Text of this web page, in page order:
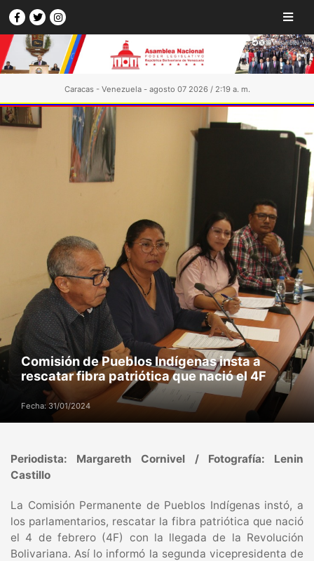
Caracas - Venezuela - agosto 07 2026 / 2:19 a. m.
Comisión de Pueblos Indígenas insta a
rescatar fibra patriótica que nació el 4F
Fecha: 31/01/2024
Periodista: Margareth Cornivel / Fotografía: Lenin
Castillo
La Comisión Permanente de Pueblos Indígenas instó, a
los parlamentarios, rescatar la fibra patriótica que nació
el 4 de febrero (4F) con la llegada de la Revolución
Bolivariana. Así lo informó la segunda vicepresidenta de